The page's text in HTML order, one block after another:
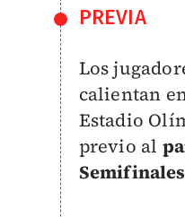
PREVIA
Los
calientan
Estadio
previo al
Semifinales